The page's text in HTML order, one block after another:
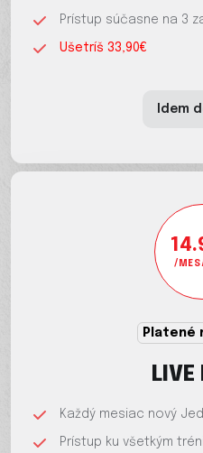
Prístup súčasne na 3
Ušetríš 33,90€
Idem
/
Platené
LIVE
Každý mesiac nový
Prístup ku všetkým